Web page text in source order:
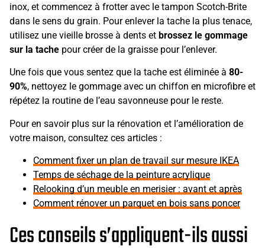
inox, et commencez à frotter avec le tampon Scotch-Brite
dans le sens du grain. Pour enlever la tache la plus tenace,
utilisez une vieille brosse à dents et brossez le gommage
sur la tache pour créer de la graisse pour l’enlever.
Une fois que vous sentez que la tache est éliminée à 80-
90%, nettoyez le gommage avec un chiffon en microfibre et
répétez la routine de l’eau savonneuse pour le reste.
Pour en savoir plus sur la rénovation et l’amélioration de
votre maison, consultez ces articles :
Comment fixer un plan de travail sur mesure IKEA
Temps de séchage de la peinture acrylique
Relooking d’un meuble en merisier : avant et après
Comment rénover un parquet en bois sans poncer
Ces conseils s’appliquent-ils aussi